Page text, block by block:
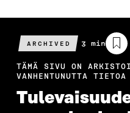
ARCHIVED
Arvioitu
lukuaika
3 min
TÄMÄ SIVU ON
VANHENTUNUTTA TIETOA